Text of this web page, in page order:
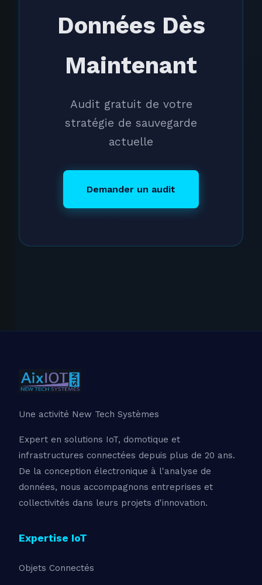
Données Dès
Maintenant
Audit gratuit de votre
stratégie de sauvegarde
actuelle
Demander un audit
Une activité New Tech Systèmes
Expert en solutions IoT, domotique et
infrastructures connectées depuis plus de 20 ans.
De la conception électronique à l'analyse de
données, nous accompagnons entreprises et
collectivités dans leurs projets d'innovation.
Expertise IoT
Objets Connectés